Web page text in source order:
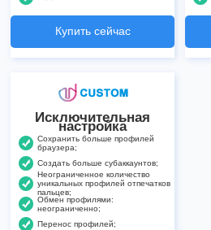
Купить сейчас
Исключительная
настройка
Сохранить больше профилей
браузера;
Создать больше субаккаунтов;
Неограниченное количество
уникальных профилей отпечатков
пальцев;
Обмен профилями:
неограниченно;
Перенос профилей;